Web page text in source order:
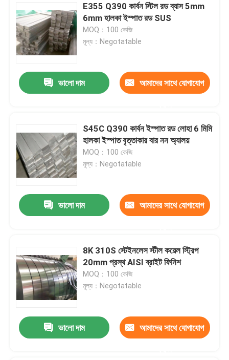
E355 Q390 কার্বন স্টিল রড ব্যাস 5mm
6mm হালকা ইস্পাত রড SUS
MOQ：100 কেজি
মূল্য：Negotatable
ভালো দাম আমাদের সাথে যোগাযোগ
S45C Q390 কার্বন ইস্পাত রড লোহা 6 মিমি
হালকা ইস্পাত বৃত্তাকার বার নন অ্যালয়
MOQ：100 কেজি
মূল্য：Negotatable
ভালো দাম আমাদের সাথে যোগাযোগ
8K 310S স্টেইনলেস স্টীল কয়েল স্ট্রিপ
20mm প্রস্থ AISI ব্রাইট ফিনিশ
MOQ：100 কেজি
মূল্য：Negotatable
ভালো দাম আমাদের সাথে যোগাযোগ